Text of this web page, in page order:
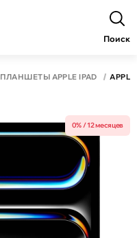
Поиск
ПЛАНШЕТЫ APPLE IPAD
0% / 12 месяцев